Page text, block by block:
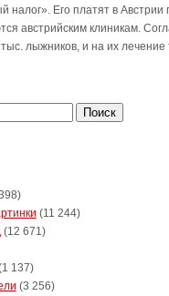
налог». Его платят в
австрийским клиникам.
лыжников, и на их
(11 244)
(12 671)
137)
(3 256)